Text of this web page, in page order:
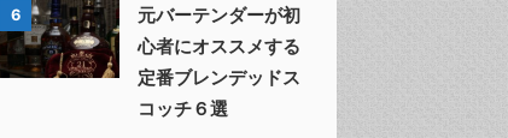
6
元バーテンダーが初
心者にオススメする
定番ブレンデッドス
コッチ６選